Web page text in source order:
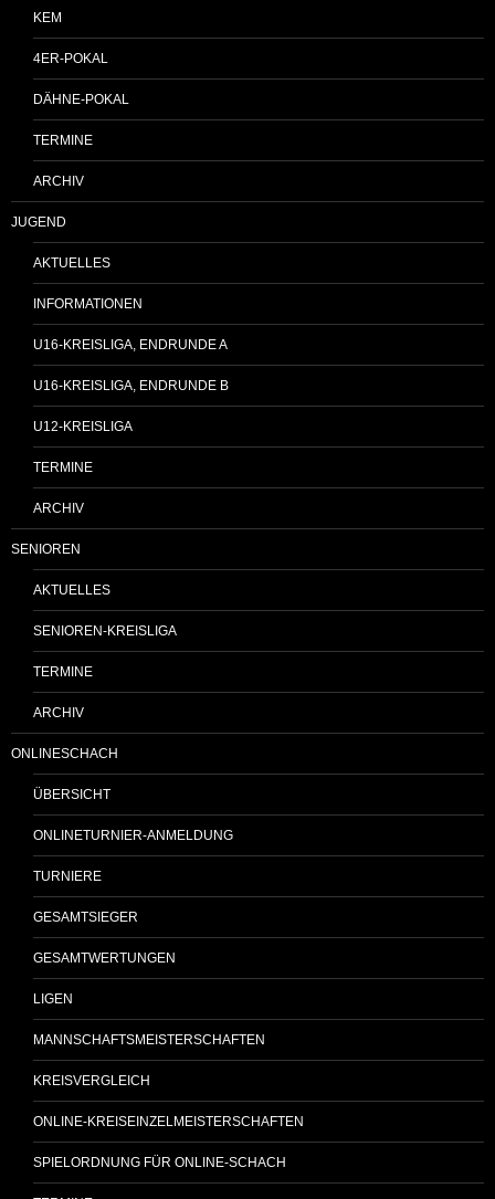
KEM
4ER-POKAL
DÄHNE-POKAL
TERMINE
ARCHIV
JUGEND
AKTUELLES
INFORMATIONEN
U16-KREISLIGA, ENDRUNDE A
U16-KREISLIGA, ENDRUNDE B
U12-KREISLIGA
TERMINE
ARCHIV
SENIOREN
AKTUELLES
SENIOREN-KREISLIGA
TERMINE
ARCHIV
ONLINESCHACH
ÜBERSICHT
ONLINETURNIER-ANMELDUNG
TURNIERE
GESAMTSIEGER
GESAMTWERTUNGEN
LIGEN
MANNSCHAFTSMEISTERSCHAFTEN
KREISVERGLEICH
ONLINE-KREISEINZELMEISTERSCHAFTEN
SPIELORDNUNG FÜR ONLINE-SCHACH